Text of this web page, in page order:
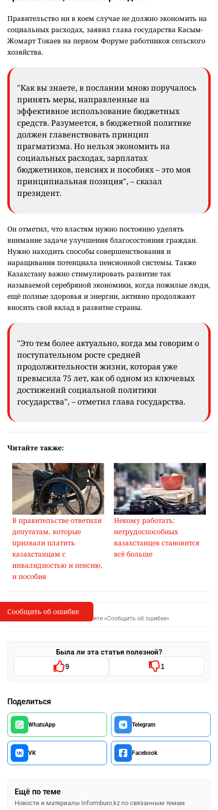
Правительство ни в коем случае не должно экономить на
социальных расходах, заявил глава государства Касым-
Жомарт Токаев на первом Форуме работников сельского
хозяйства.
"Как вы знаете, в послании мною поручалось
принять меры, направленные на
эффективное использование бюджетных
средств. Разумеется, в бюджетной политике
должен главенствовать принцип
прагматизма. Но нельзя экономить на
социальных расходах, зарплатах
бюджетников, пенсиях и пособиях – это моя
принципиальная позиция", – cказал
президент.
Он отметил, что властям нужно постоянно уделять
внимание задаче улучшения благосостояния граждан.
Нужно находить способы совершенствования и
наращивания потенциала пенсионной системы. Также
Казахстану важно стимулировать развитие так
называемой серебряной экономики, когда пожилые люди,
ещё полные здоровья и энергии, активно продолжают
вносить свой вклад в развитие страны.
"Это тем более актуально, когда мы говорим о
поступательном росте средней
продолжительности жизни, которая уже
превысила 75 лет, как об одном из ключевых
достижений социальной политики
государства", – отметил глава государства.
Читайте также:
В правительстве ответили
депутатам, которые
призвали платить
казахстанцам с
инвалидностью и пенсию,
и пособия
Некому работать:
нетрудоспособных
казахстанцев становится
всё больше
I
Сообщить об опечатке
Выделите фрагмент и нажмите «Сообщить об ошибке»
Была ли эта статья полезной?
9 1
Поделиться
WhatsApp Telegram
VK Facebook
Ещё по теме
Новости и материалы Informburo.kz по связанным темам
Сообщить об ошибке